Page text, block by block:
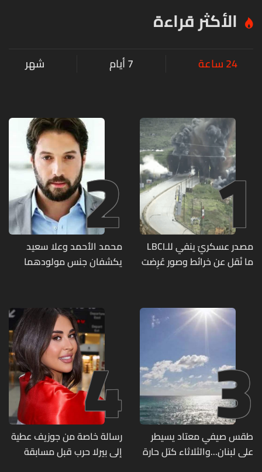
الأكثر قراءة
24 ساعة 7 أيام شهر
1
مصدر عسكريّ ينفي للـLBCI
ما نُقل عن خرائط وصور عُرِضت
تحت الأرض
2
محمد الأحمد وعلا سعيد
يكشفان جنس مولودهما
3
طقس صيفي معتاد يسيطر
على لبنان...والثلاثاء كتل حارة
4
رسالة خاصة من جوزيف عطية
إلى بيرلا حرب قبل مسابقة